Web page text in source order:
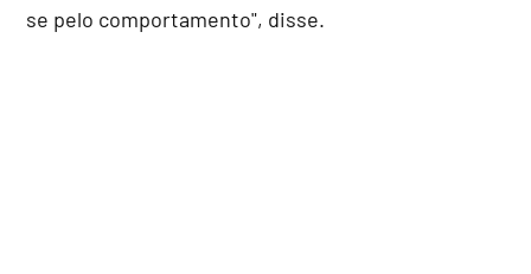
se pelo comportamento", disse.